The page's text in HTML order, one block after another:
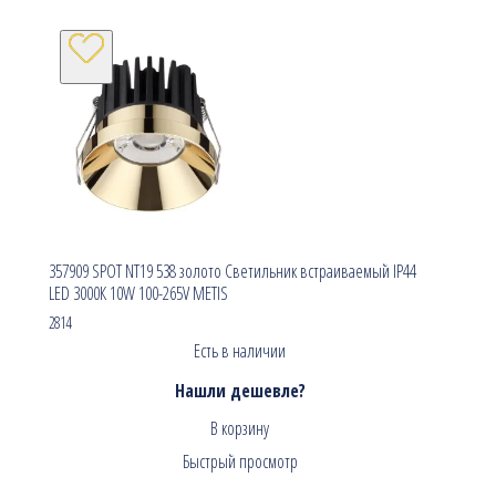
357909 SPOT NT19 538 золото Светильник встраиваемый IP44
LED 3000К 10W 100-265V METIS
2814
Есть в наличии
Нашли дешевле?
В корзину
Быстрый просмотр